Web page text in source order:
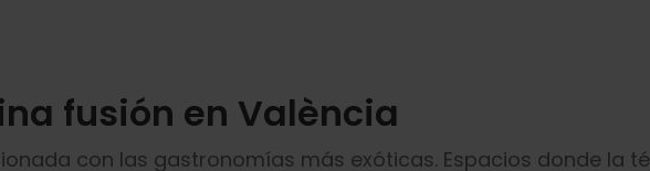
fusión en València
con las gastronomías más exóticas. Espacios donde la